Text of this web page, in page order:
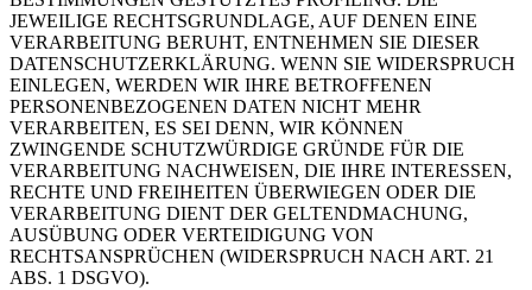
JEWEILIGE RECHTSGRUNDLAGE, AUF DENEN EINE
VERARBEITUNG BERUHT, ENTNEHMEN SIE DIESER
DATENSCHUTZERKLÄRUNG. WENN SIE WIDERSPRUCH
EINLEGEN, WERDEN WIR IHRE BETROFFENEN
PERSONENBEZOGENEN DATEN NICHT MEHR
VERARBEITEN, ES SEI DENN, WIR KÖNNEN
ZWINGENDE SCHUTZWÜRDIGE GRÜNDE FÜR DIE
VERARBEITUNG NACHWEISEN, DIE IHRE INTERESSEN,
RECHTE UND FREIHEITEN ÜBERWIEGEN ODER DIE
VERARBEITUNG DIENT DER GELTENDMACHUNG,
AUSÜBUNG ODER VERTEIDIGUNG VON
RECHTSANSPRÜCHEN (WIDERSPRUCH NACH ART. 21
ABS. 1 DSGVO).